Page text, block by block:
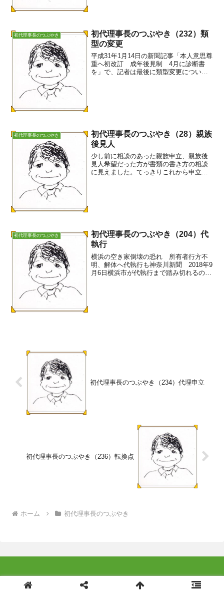
初代理事長のつぶやき
初代理事長のつぶやき（232）類
型の変更
平成31年1月14日の新聞記事「本人意思尊
重へ初改訂 成年後見制 4月に診断書
を」で、記者は最後に類型変更について
初代理事長のつぶやき
初代理事長のつぶやき（28）親族
後見人
少し前に相談のあった親族申立、親族後
見人希望だった方が書類の書き方の相談
に見えました。てっきりこれから申立す
初代理事長のつぶやき
初代理事長のつぶやき（204）代
執行
横浜の空き家倒壊の恐れ 所有者行方不
明、解体へ代執行も神奈川新聞 2018年9
月6日横浜市が代執行まで踏み切れるの
初代理事長のつぶやき（234）代理申立
初代理事長のつぶやき（236）転換点
ホーム 初代理事長のつぶやき
© 2014 特定非営利活動法人よこはま成年後見つばさ .